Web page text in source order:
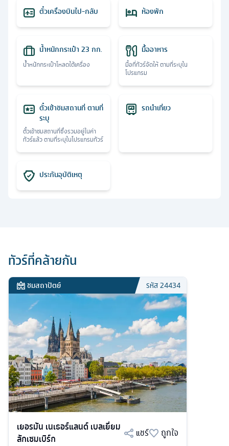
ตั๋วเครื่องบินไป-กลับ ห้องพัก
น้ำหนักกระเป๋า 23 กก.
น้ำหนักกระเป๋าโหลดใต้เครื่อง
มื้ออาหาร
มื้อที่ทัวร์จัดให้ ตามที่ระบุใน
โปรแกรม
ตั๋วเข้าชมสถานที่ ตามที่
ระบุ
ตั๋วเข้าชมสถานที่ซึ่งรวมอยู่ในค่า
ทัวร์แล้ว ตามที่ระบุในโปรแกรมทัวร์
รถนำเที่ยว
ประกันอุบัติเหตุ
ทัวร์ที่คล้ายกัน
ชมสถาปัตย์ รหัส24434
เยอรมัน เนเธอร์แลนด์ เบลเยี่ยม
ลักเซมเบิร์ก
แชร์
ถูกใจ